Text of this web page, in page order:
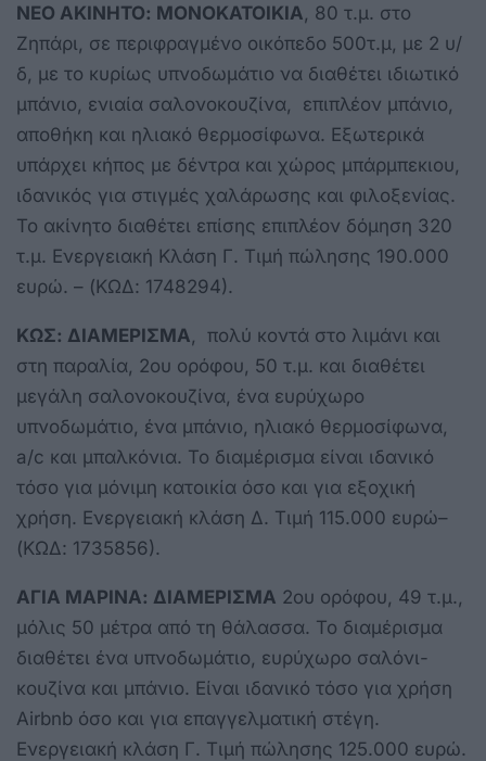
ΝΕΟ ΑΚΙΝΗΤΟ: ΜΟΝΟΚΑΤΟΙΚΙΑ , 80 τ.μ. στο
Ζηπάρι, σε περιφραγμένο οικόπεδο 500τ.μ, με 2 υ/
δ, με το κυρίως υπνοδωμάτιο να διαθέτει ιδιωτικό
μπάνιο, ενιαία σαλονοκουζίνα, επιπλέον μπάνιο,
αποθήκη και ηλιακό θερμοσίφωνα. Εξωτερικά
υπάρχει κήπος με δέντρα και χώρος μπάρμπεκιου,
ιδανικός για στιγμές χαλάρωσης και φιλοξενίας.
Το ακίνητο διαθέτει επίσης επιπλέον δόμηση 320
τ.μ. Ενεργειακή Κλάση Γ. Τιμή πώλησης 190.000
ευρώ. – (ΚΩΔ: 1748294).
ΚΩΣ: ΔΙΑΜΕΡΙΣΜΑ , πολύ κοντά στο λιμάνι και
στη παραλία, 2ου ορόφου, 50 τ.μ. και διαθέτει
μεγάλη σαλονοκουζίνα, ένα ευρύχωρο
υπνοδωμάτιο, ένα μπάνιο, ηλιακό θερμοσίφωνα,
a/c και μπαλκόνια. Το διαμέρισμα είναι ιδανικό
τόσο για μόνιμη κατοικία όσο και για εξοχική
χρήση. Ενεργειακή κλάση Δ. Τιμή 115.000 ευρώ–
(ΚΩΔ: 1735856).
ΑΓΙΑ ΜΑΡΙΝΑ: ΔΙΑΜΕΡΙΣΜΑ 2ου ορόφου, 49 τ.μ.,
μόλις 50 μέτρα από τη θάλασσα. Το διαμέρισμα
διαθέτει ένα υπνοδωμάτιο, ευρύχωρο σαλόνι-
κουζίνα και μπάνιο. Είναι ιδανικό τόσο για χρήση
Airbnb όσο και για επαγγελματική στέγη.
Ενεργειακή κλάση Γ. Τιμή πώλησης 125.000 ευρώ.